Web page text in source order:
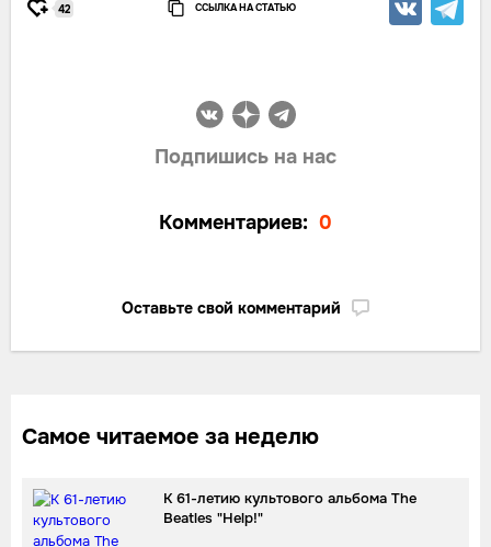
42 ССЫЛКА НА СТАТЬЮ
Подпишись на нас
Комментариев: 0
Оставьте свой комментарий
Самое читаемое за неделю
К 61-летию культового альбома The
Beatles "Help!"